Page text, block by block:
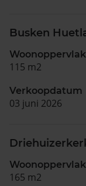
Busken
Woonoppervlak
115 m2
Verkoopdatum
03 juni 2026
Woonoppervlak
165 m2